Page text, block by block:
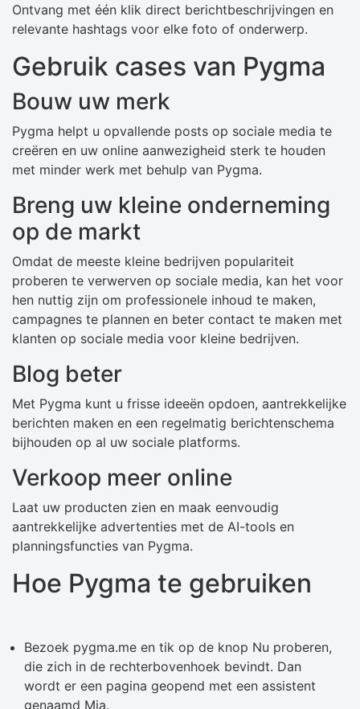
Ontvang met één klik direct berichtbeschrijvingen en
relevante hashtags voor elke foto of onderwerp.
Gebruik cases van Pygma
Bouw uw merk
Pygma helpt u opvallende posts op sociale media te
creëren en uw online aanwezigheid sterk te houden
met minder werk met behulp van Pygma.
Breng uw kleine onderneming
op de markt
Omdat de meeste kleine bedrijven populariteit
proberen te verwerven op sociale media, kan het voor
hen nuttig zijn om professionele inhoud te maken,
campagnes te plannen en beter contact te maken met
klanten op sociale media voor kleine bedrijven.
Blog beter
Met Pygma kunt u frisse ideeën opdoen, aantrekkelijke
berichten maken en een regelmatig berichtenschema
bijhouden op al uw sociale platforms.
Verkoop meer online
Laat uw producten zien en maak eenvoudig
aantrekkelijke advertenties met de AI-tools en
planningsfuncties van Pygma.
Hoe Pygma te gebruiken
Bezoek pygma.me en tik op de knop Nu proberen,
die zich in de rechterbovenhoek bevindt. Dan
wordt er een pagina geopend met een assistent
genaamd Mia.